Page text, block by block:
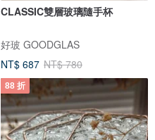
CLASSIC雙層玻璃隨手杯
好玻 GOODGLAS
NT$ 687 NT$ 780
88 折